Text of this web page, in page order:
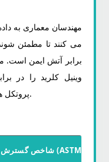
مهندسان معماری به
می کنند تا مطمئن
برابر آتش ایمن است.
وینیل کلرید را در
پروتکل های استاندارد تست آتش نشان می دهد.
شاخص گسترش شعله (ASTM E84)